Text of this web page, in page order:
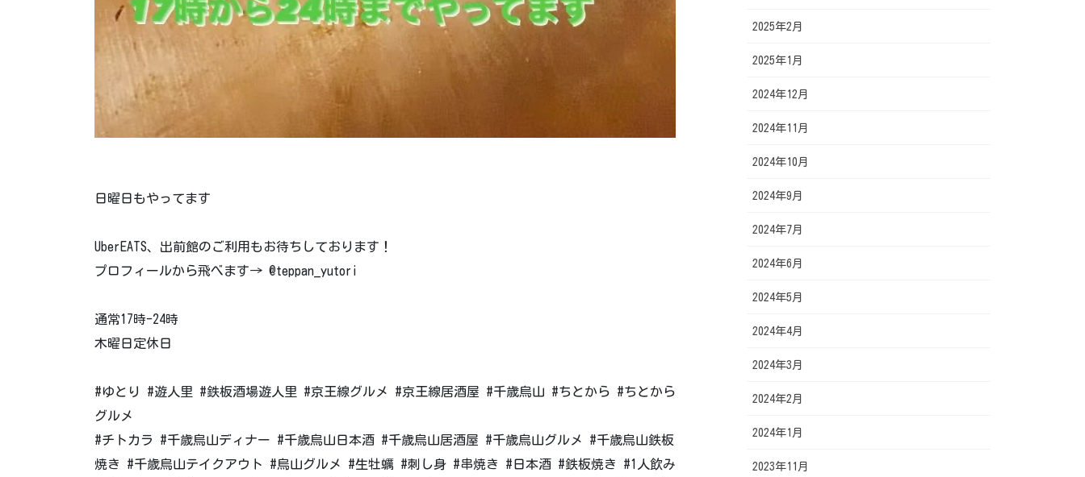
日曜日もやってます
UberEATS、出前館のご利用もお待ちしております！
プロフィールから飛べます→ @teppan_yutori
通常17時-24時
木曜日定休日
#ゆとり #遊人里 #鉄板酒場遊人里 #京王線グルメ #京王線居酒屋 #千歳烏山 #ちとから #ちとから
グルメ
#チトカラ #千歳烏山ディナー #千歳烏山日本酒 #千歳烏山居酒屋 #千歳烏山グルメ #千歳烏山鉄板
焼き #千歳烏山テイクアウト #烏山グルメ #生牡蠣 #刺し身 #串焼き #日本酒 #鉄板焼き #1人飲み
2025年2月
2025年1月
2024年12月
2024年11月
2024年10月
2024年9月
2024年7月
2024年6月
2024年5月
2024年4月
2024年3月
2024年2月
2024年1月
2023年11月